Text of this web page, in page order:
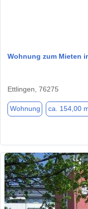
Wohnung zum Mieten
Ettlingen, 76275
Wohnung ca. 154,00